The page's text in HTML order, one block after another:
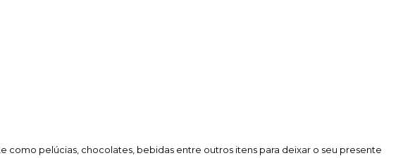
pelúcias, chocolates, bebidas entre outros itens para deixar o seu presente